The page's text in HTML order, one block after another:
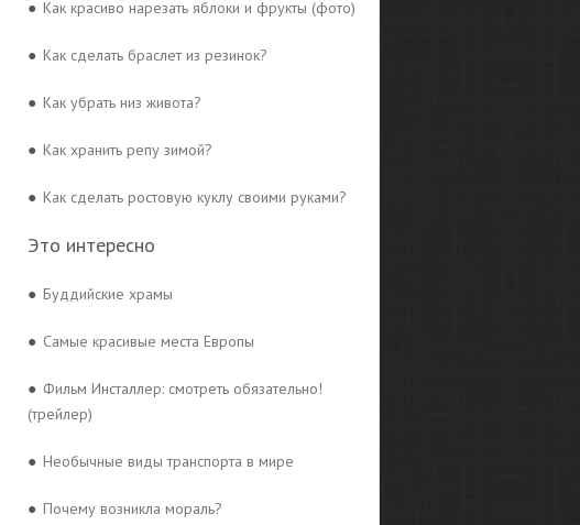
● Как красиво нарезать яблоки и фрукты (фото)
● Как сделать браслет из резинок?
● Как убрать низ живота?
● Как хранить репу зимой?
● Как сделать ростовую куклу своими руками?
Это интересно
● Буддийские храмы
● Самые красивые места Европы
● Фильм Инсталлер: смотреть обязательно!
(трейлер)
● Необычные виды транспорта в мире
● Почему возникла мораль?